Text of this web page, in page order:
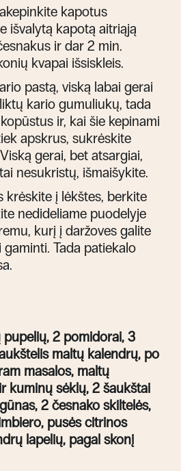
kapotus
išvalytą kapotą aitriąją
ir dar 2 min.
kvapai išsiskleis.
pastą, viską labai gerai
kario gumuliukų, tada
ir, kai šie kepinami
apskrus, sukrėskite
gerai, bet atsargiai,
nesukristų, išmaišykite.
krėskite į lėkštes, berkite
nedideliame puodelyje
kurį į daržoves galite
Tada patiekalo
2 pomidorai, 3
maltų kalendrų, po
masalos, maltų
kuminų sėklų, 2 šaukštai
2 česnako skiltelės,
pusės citrinos
lapelių, pagal skonį